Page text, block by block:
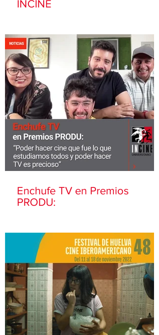
INCINE
Enchufe TV en Premios
PRODU: